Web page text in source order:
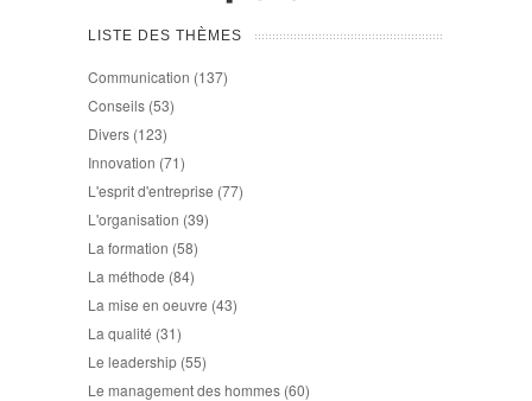
LISTE DES THÈMES
Communication (137)
Conseils (53)
Divers (123)
Innovation (71)
L'esprit d'entreprise (77)
L'organisation (39)
La formation (58)
La méthode (84)
La mise en oeuvre (43)
La qualité (31)
Le leadership (55)
Le management des hommes (60)